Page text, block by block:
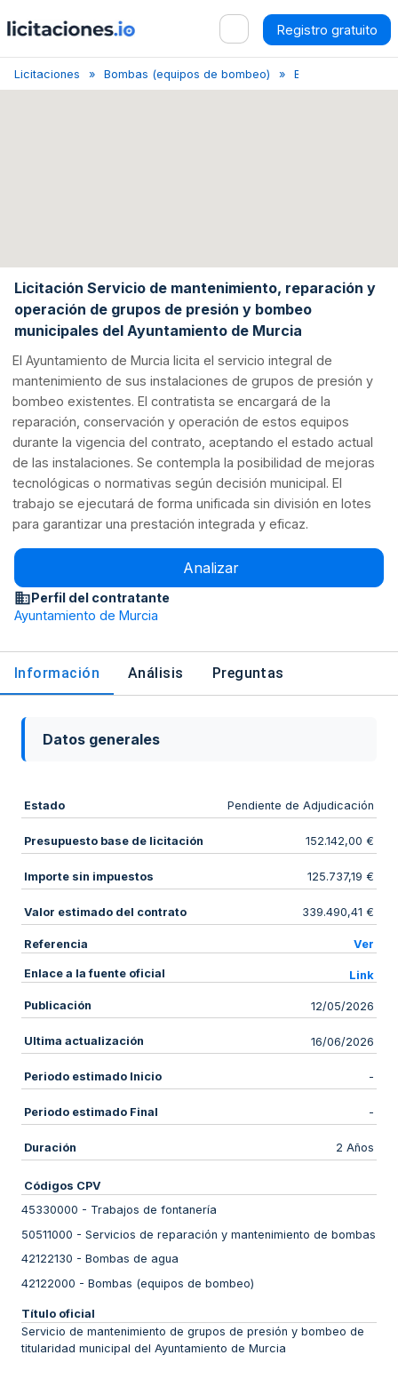
Registro gratuito
Licitaciones Bombas (equipos de bombeo) Bullas
Licitación Servicio de mantenimiento, reparación y
operación de grupos de presión y bombeo
municipales del Ayuntamiento de Murcia
El Ayuntamiento de Murcia licita el servicio integral de
mantenimiento de sus instalaciones de grupos de presión y
bombeo existentes. El contratista se encargará de la
reparación, conservación y operación de estos equipos
durante la vigencia del contrato, aceptando el estado actual
de las instalaciones. Se contempla la posibilidad de mejoras
tecnológicas o normativas según decisión municipal. El
trabajo se ejecutará de forma unificada sin división en lotes
para garantizar una prestación integrada y eficaz.
Analizar
Perfil del contratante
Ayuntamiento de Murcia
Información Análisis Preguntas
Datos generales
Estado Pendiente de Adjudicación
Presupuesto base de licitación 152.142,00 €
Importe sin impuestos 125.737,19 €
Valor estimado del contrato 339.490,41 €
Referencia Ver
Enlace a la fuente oficial Link
Publicación 12/05/2026
Ultima actualización 16/06/2026
Periodo estimado Inicio -
Periodo estimado Final -
Duración 2 Años
Códigos CPV
45330000 - Trabajos de fontanería
50511000 - Servicios de reparación y mantenimiento de bombas
42122130 - Bombas de agua
42122000 - Bombas (equipos de bombeo)
Título oficial
Servicio de mantenimiento de grupos de presión y bombeo de
titularidad municipal del Ayuntamiento de Murcia